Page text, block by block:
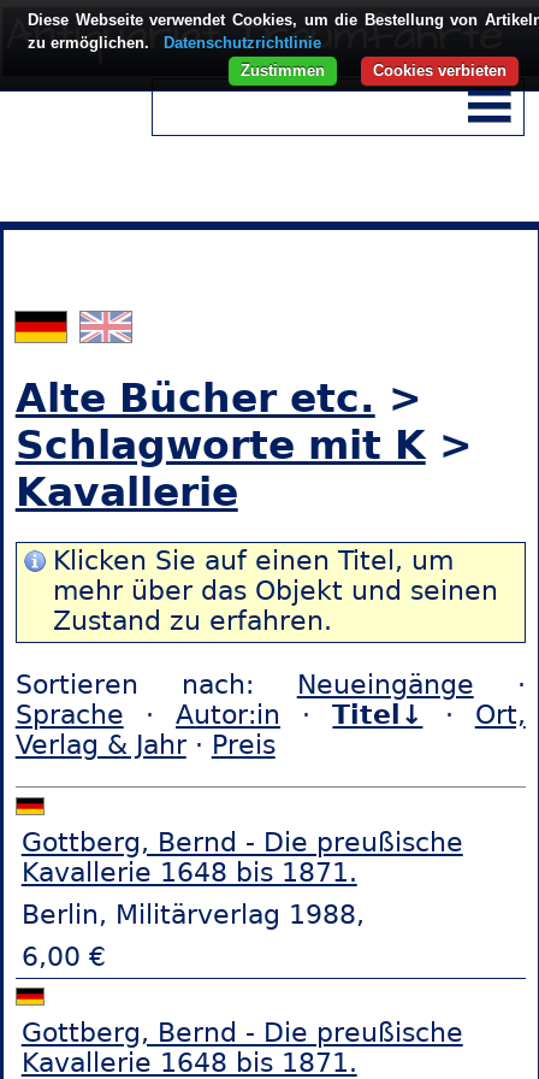
Alte Bücher etc. >
Schlagworte mit K>
Kavallerie
Klicken Sie auf einen Titel, um
mehr über das Objekt und seinen
Zustand zu erfahren.
Sortieren nach: Neueingänge ·
Sprache ·Autor:in ·Titel↓ · Ort,
Verlag & Jahr· Preis
Gottberg, Bernd - Die preußische
Kavallerie 1648 bis 1871.
Berlin, Militärverlag 1988,
6,00 €
Gottberg, Bernd - Die preußische
Kavallerie 1648 bis 1871.
Diese Webseite verwendet Cookies, um die Bestellung von
zu ermöglichen.
Datenschutzrichtlinie
Cookies verbieten
Zustimmen